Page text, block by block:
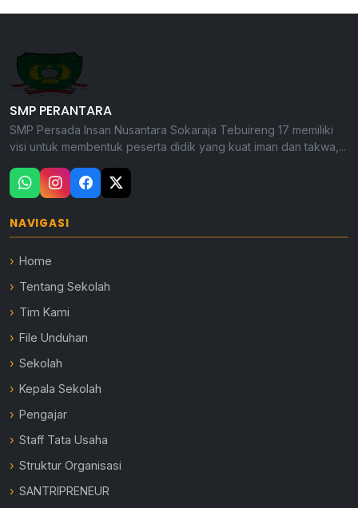
SMP PERANTARA
SMP Persada Insan Nusantara Sokaraja Tebuireng 17 memiliki
visi untuk membentuk peserta didik yang kuat iman dan takwa,...
NAVIGASI
Home
Tentang Sekolah
Tim Kami
File Unduhan
Sekolah
Kepala Sekolah
Pengajar
Staff Tata Usaha
Struktur Organisasi
SANTRIPRENEUR